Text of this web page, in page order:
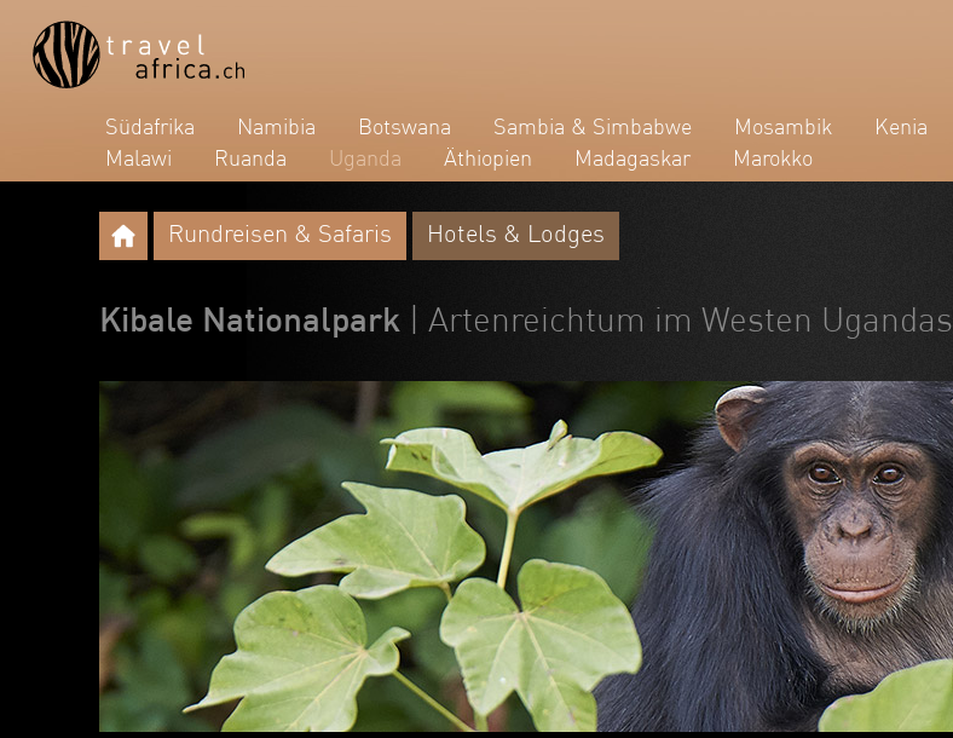
Südafrika Namibia Botswana Sambia & Simbabwe Mosambik Kenia
Malawi
Ruanda Uganda Äthiopien Madagaskar Marokko
Rundreisen & Safaris Hotels & Lodges
Kibale Nationalpark | Artenreichtum im Westen Ugandas